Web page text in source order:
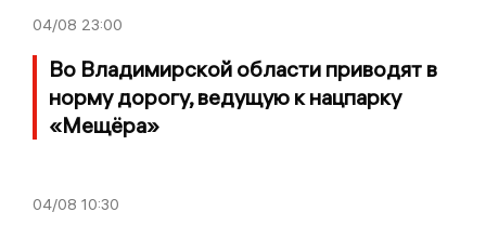
04/08 23:00
Во Владимирской области приводят в
норму дорогу, ведущую к нацпарку
«Мещёра»
04/08 10:30